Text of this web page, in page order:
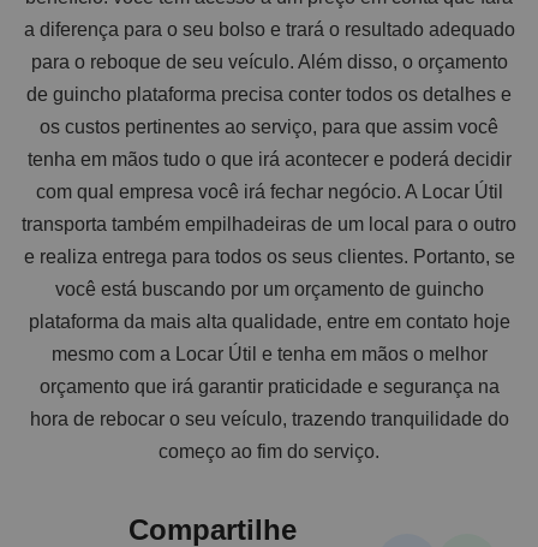
a diferença para o seu bolso e trará o resultado adequado
para o reboque de seu veículo. Além disso, o orçamento
de guincho plataforma precisa conter todos os detalhes e
os custos pertinentes ao serviço, para que assim você
tenha em mãos tudo o que irá acontecer e poderá decidir
com qual empresa você irá fechar negócio. A Locar Útil
transporta também empilhadeiras de um local para o outro
e realiza entrega para todos os seus clientes. Portanto, se
você está buscando por um orçamento de guincho
plataforma da mais alta qualidade, entre em contato hoje
mesmo com a Locar Útil e tenha em mãos o melhor
orçamento que irá garantir praticidade e segurança na
hora de rebocar o seu veículo, trazendo tranquilidade do
começo ao fim do serviço.
Compartilhe